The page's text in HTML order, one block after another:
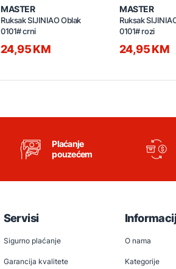
MASTER
Ruksak SIJINIAO Oblak
0101# crni
24,95 KM
MASTER
Ruksak
0101# rozi
24,95 KM
Plaćanje
pouzećem
Servisi
Sigurno plaćanje
Garancija kvalitete
O nama
Kategorije